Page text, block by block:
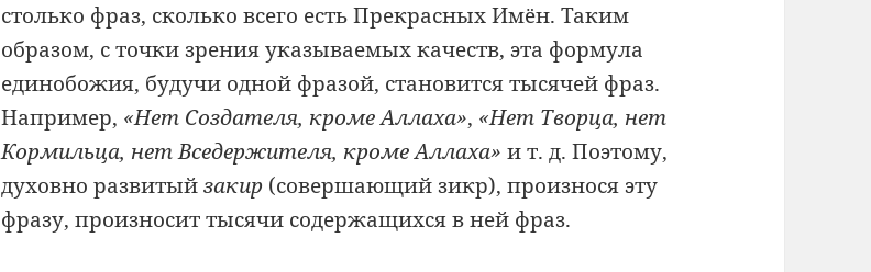
столько фраз, сколько всего есть Прекрасных Имён. Таким
образом, с точки зрения указываемых качеств, эта формула
единобожия, будучи одной фразой, становится тысячей фраз.
Например, «Нет Создателя, кроме Аллаха», «Нет Творца, нет
Кормильца, нет Вседержителя, кроме Аллаха» и т. д. Поэтому,
духовно развитыйзакир (совершающий зикр), произнося эту
фразу, произносит тысячи содержащихся в ней фраз.